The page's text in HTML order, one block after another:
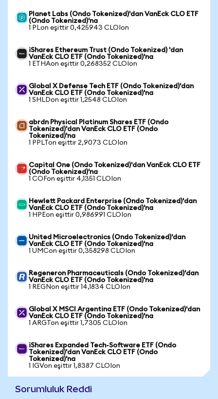
Planet Labs (Ondo Tokenized)'dan VanEck CLO ETF
(Ondo Tokenized)'na
1 PLon eşittir 0,425943 CLOIon
iShares Ethereum Trust (Ondo Tokenized) 'dan
VanEck CLO ETF (Ondo Tokenized)'na
1 ETHAon eşittir 0,268352 CLOIon
Global X Defense Tech ETF (Ondo Tokenized)'dan
VanEck CLO ETF (Ondo Tokenized)'na
1 SHLDon eşittir 1,2548 CLOIon
abrdn Physical Platinum Shares ETF (Ondo
Tokenized)'dan VanEck CLO ETF (Ondo
Tokenized)'na
1 PPLTon eşittir 2,9073 CLOIon
Capital One (Ondo Tokenized)'dan VanEck CLO ETF
(Ondo Tokenized)'na
1 COFon eşittir 4,1351 CLOIon
Hewlett Packard Enterprise (Ondo Tokenized)'dan
VanEck CLO ETF (Ondo Tokenized)'na
1 HPEon eşittir 0,986991 CLOIon
United Microelectronics (Ondo Tokenized)'dan
VanEck CLO ETF (Ondo Tokenized)'na
1 UMCon eşittir 0,358298 CLOIon
Regeneron Pharmaceuticals (Ondo Tokenized)'dan
VanEck CLO ETF (Ondo Tokenized)'na
1 REGNon eşittir 14,1834 CLOIon
Global X MSCI Argentina ETF (Ondo Tokenized)'dan
VanEck CLO ETF (Ondo Tokenized)'na
1 ARGTon eşittir 1,7305 CLOIon
iShares Expanded Tech-Software ETF (Ondo
Tokenized)'dan VanEck CLO ETF (Ondo
Tokenized)'na
1 IGVon eşittir 1,8387 CLOIon
Sorumluluk Reddi